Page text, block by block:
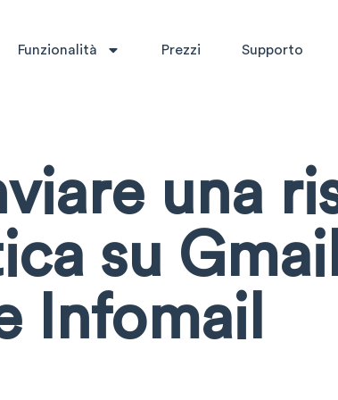
Funzionalità Prezzi Supporto
una
su
Infomail